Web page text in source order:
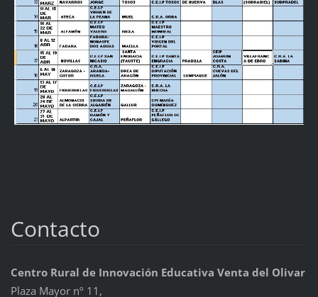
Contacto
Centro Rural de Innovación Educativa Venta del Olivar
Plaza Mayor nº 11,